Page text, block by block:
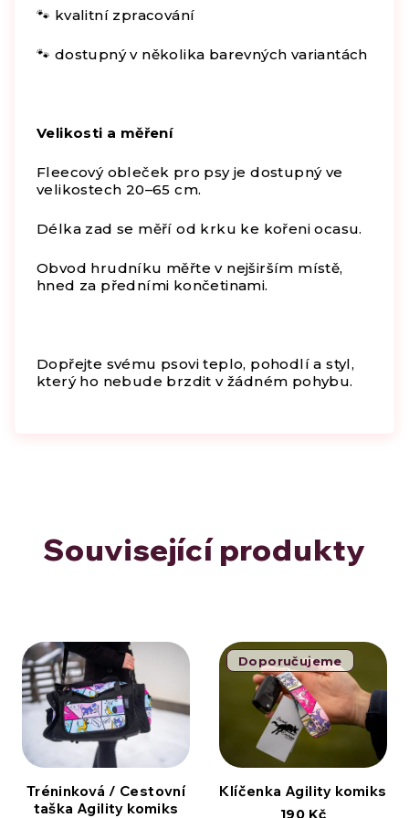
🐾 kvalitní zpracování
🐾 dostupný v několika barevných variantách
Velikosti a měření
Fleecový obleček pro psy je dostupný ve
velikostech 20–65 cm.
Délka zad se měří od krku ke kořeni ocasu.
Obvod hrudníku měřte v nejširším místě,
hned za předními končetinami.
Dopřejte svému psovi teplo, pohodlí a styl,
který ho nebude brzdit v žádném pohybu.
Související produkty
Tréninková / Cestovní
taška Agility komiks
Doporučujeme
Klíčenka Agility komiks
190 Kč